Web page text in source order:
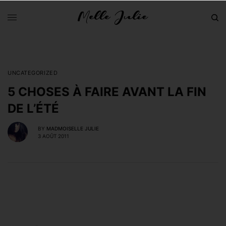
UNCATEGORIZED
5 CHOSES À FAIRE AVANT LA FIN
DE L’ÉTÉ
BY MADMOISELLE JULIE
3 AOÛT 2011